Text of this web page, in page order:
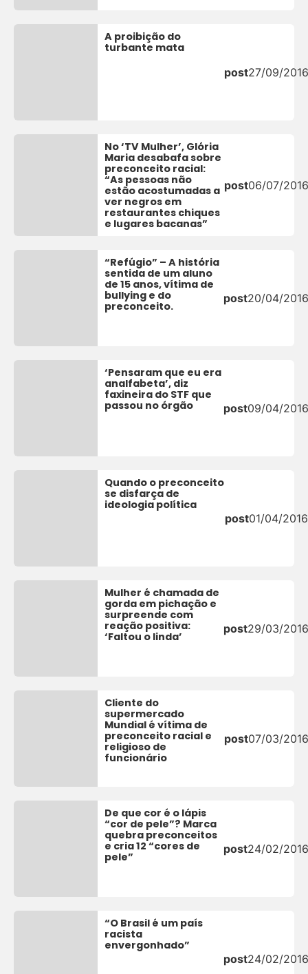
A proibição do
turbante mata
post27/09/2016
No ‘TV Mulher’, Glória
Maria desabafa sobre
preconceito racial:
“As pessoas não
estão acostumadas a
ver negros em
restaurantes chiques
e lugares bacanas”
post06/07/2016
“Refúgio” – A história
sentida de um aluno
de 15 anos, vítima de
bullying e do
preconceito.
post20/04/
‘Pensaram que eu era
analfabeta’, diz
faxineira do STF que
passou no órgão
post09/04/
Quando o preconceito
se disfarça de
ideologia política
post01/04/2016
Mulher é chamada de
gorda em pichação e
surpreende com
reação positiva:
‘Faltou o linda’
post29/03/
Cliente do
supermercado
Mundial é vítima de
preconceito racial e
religioso de
funcionário
post07/03/2016
De que cor é o lápis
“cor de pele”? Marca
quebra preconceitos
e cria 12 “cores de
pele”
post24/02/
“O Brasil é um país
racista
envergonhado”
post24/02/